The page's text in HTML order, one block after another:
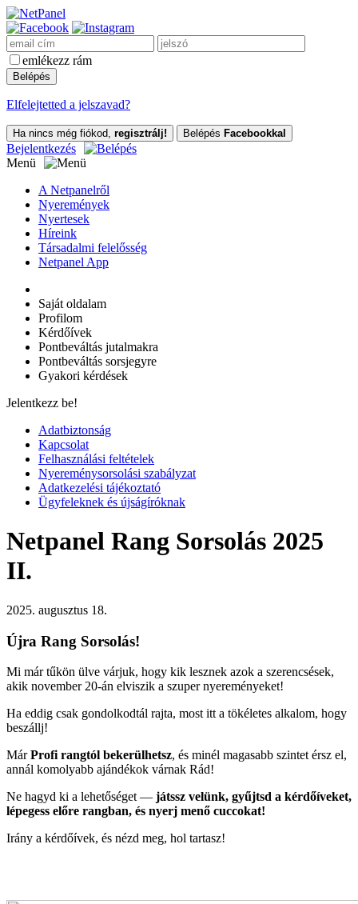
emlékezz rám
Elfelejtetted a jelszavad?
Ha nincs még fiókod, regisztrálj! Belépés Facebookkal
Bejelentkezés
Menü
A Netpanelről
Nyeremények
Nyertesek
Híreink
Társadalmi felelősség
Netpanel App
Saját oldalam
Profilom
Kérdőívek
Pontbeváltás jutalmakra
Pontbeváltás sorsjegyre
Gyakori kérdések
Jelentkezz be!
Adatbiztonság
Kapcsolat
Felhasználási feltételek
Nyereménysorsolási szabályzat
Adatkezelési tájékoztató
Ügyfeleknek és újságíróknak
Netpanel Rang Sorsolás 2025
II.
2025. augusztus 18.
Újra Rang Sorsolás!
Mi már tűkön ülve várjuk, hogy kik lesznek azok a szerencsések,
akik november 20-án elviszik a szuper nyereményeket!
Ha eddig csak gondolkodtál rajta, most itt a tökéletes alkalom, hogy
beszállj!
MárProfi rangtól bekerülhetsz, és minél magasabb szintet érsz el,
annál komolyabb ajándékok várnak Rád!
Ne hagyd ki a lehetőséget — játssz velünk, gyűjtsd a kérdőíveket,
lépegess előre rangban, és nyerj menő cuccokat!
Irány a kérdőívek, és nézd meg, hol tartasz!